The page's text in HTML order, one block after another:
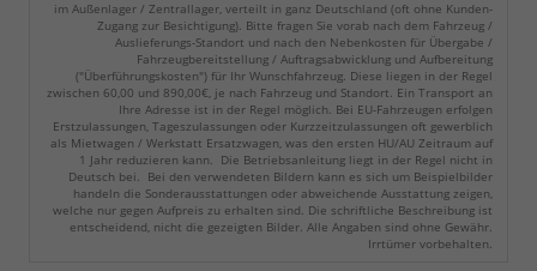
im Außenlager / Zentrallager, verteilt in ganz Deutschland (oft ohne Kunden-
Zugang zur Besichtigung). Bitte fragen Sie vorab nach dem Fahrzeug /
Auslieferungs-Standort und nach den Nebenkosten für Übergabe /
Fahrzeugbereitstellung / Auftragsabwicklung und Aufbereitung
("Überführungskosten") für Ihr Wunschfahrzeug. Diese liegen in der Regel
zwischen 60,00 und 890,00€, je nach Fahrzeug und Standort. Ein Transport an
Ihre Adresse ist in der Regel möglich. Bei EU-Fahrzeugen erfolgen
Erstzulassungen, Tageszulassungen oder Kurzzeitzulassungen oft gewerblich
als Mietwagen / Werkstatt Ersatzwagen, was den ersten HU/AU Zeitraum auf
1 Jahr reduzieren kann. Die Betriebsanleitung liegt in der Regel nicht in
Deutsch bei. Bei den verwendeten Bildern kann es sich um Beispielbilder
handeln die Sonderausstattungen oder abweichende Ausstattung zeigen,
welche nur gegen Aufpreis zu erhalten sind. Die schriftliche Beschreibung ist
entscheidend, nicht die gezeigten Bilder. Alle Angaben sind ohne Gewähr.
Irrtümer vorbehalten.